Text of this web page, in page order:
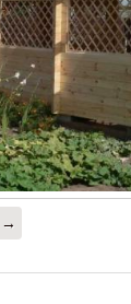
→